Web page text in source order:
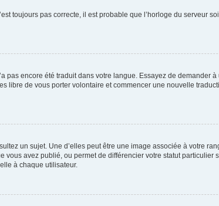
toujours pas correcte, il est probable que l’horloge du serveur
encore été traduit dans votre langue. Essayez de demander
libre de vous porter volontaire et commencer une nouvelle
un sujet. Une d’elles peut être une image associée à votre
avez publié, ou permet de différencier votre statut particulier
à chaque utilisateur.